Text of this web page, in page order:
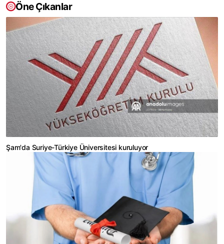
Öne Çıkanlar
Şam'da Suriye-Türkiye Üniversitesi kuruluyor